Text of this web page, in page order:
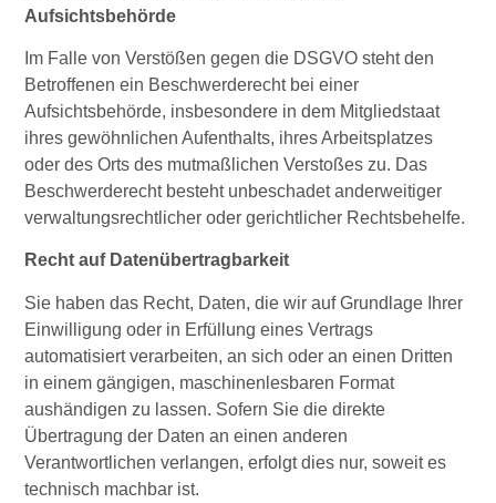
Aufsichtsbehörde
Im Falle von Verstößen gegen die DSGVO steht den
Betroffenen ein Beschwerderecht bei einer
Aufsichtsbehörde, insbesondere in dem Mitgliedstaat
ihres gewöhnlichen Aufenthalts, ihres Arbeitsplatzes
oder des Orts des mutmaßlichen Verstoßes zu. Das
Beschwerderecht besteht unbeschadet anderweitiger
verwaltungsrechtlicher oder gerichtlicher Rechtsbehelfe.
Recht auf Datenübertragbarkeit
Sie haben das Recht, Daten, die wir auf Grundlage Ihrer
Einwilligung oder in Erfüllung eines Vertrags
automatisiert verarbeiten, an sich oder an einen Dritten
in einem gängigen, maschinenlesbaren Format
aushändigen zu lassen. Sofern Sie die direkte
Übertragung der Daten an einen anderen
Verantwortlichen verlangen, erfolgt dies nur, soweit es
technisch machbar ist.